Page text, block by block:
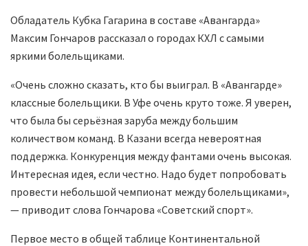
Обладатель Кубка Гагарина в составе «Авангарда»
Максим Гончаров рассказал о городах КХЛ с самыми
яркими болельщиками.
«Очень сложно сказать, кто бы выиграл. В «Авангарде»
классные болельщики. В Уфе очень круто тоже. Я уверен,
что была бы серьёзная заруба между большим
количеством команд. В Казани всегда невероятная
поддержка. Конкуренция между фантами очень высокая.
Интересная идея, если честно. Надо будет попробовать
провести небольшой чемпионат между болельщиками»,
— приводит слова Гончарова «Советский спорт».
Первое место в общей таблице Континентальной